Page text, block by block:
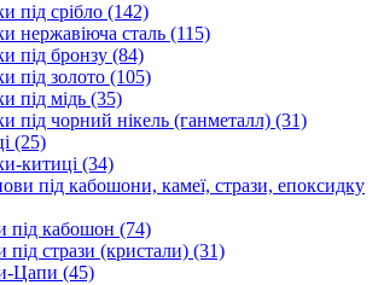
під срібло (142)
нержавіюча сталь (115)
під бронзу (84)
під золото (105)
під мідь (35)
під чорний нікель (ганметалл) (31)
(25)
китиці (34)
під кабошони, камеї, стрази, епоксидку
під кабошон (74)
під стрази (кристали) (31)
Цапи (45)